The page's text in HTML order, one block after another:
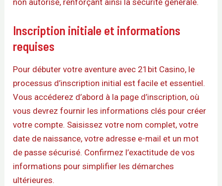
Inscription initiale et informations
requises
Pour débuter votre aventure avec 21bit Casino, le
processus d’inscription initial est facile et essentiel.
Vous accéderez d’abord à la page d’inscription, où
vous devrez fournir les informations clés pour créer
votre compte. Saisissez votre nom complet, votre
date de naissance, votre adresse e-mail et un mot
de passe sécurisé. Confirmez l’exactitude de vos
informations pour simplifier les démarches
ultérieures.